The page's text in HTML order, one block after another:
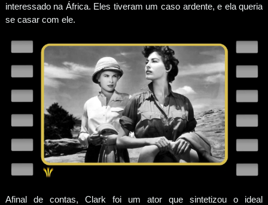
interessado na África. Eles tiveram um caso ardente, e ela queria
se casar com ele.
Afinal de contas, Clark foi um ator que sintetizou o ideal